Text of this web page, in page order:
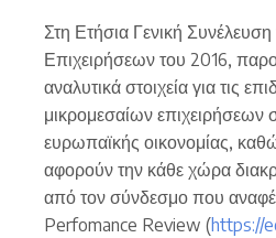
Στη Ετήσια Γενική
Επιχειρήσεων του 2016,
αναλυτικά στοιχεία για τις
μικρομεσαίων επιχειρήσεων
ευρωπαϊκής οικονομίας,
αφορούν την κάθε χώρα
από τον σύνδεσμο που
Perfomance Review (https://